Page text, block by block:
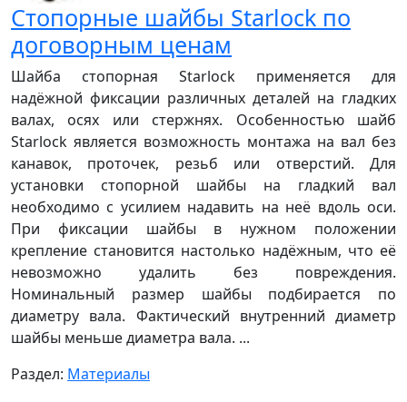
Стопорные шайбы Starlock по
договорным ценам
Шайба стопорная Starlock применяется для
надёжной фиксации различных деталей на гладких
валах, осях или стержнях. Особенностью шайб
Starlock является возможность монтажа на вал без
канавок, проточек, резьб или отверстий. Для
установки стопорной шайбы на гладкий вал
необходимо с усилием надавить на неё вдоль оси.
При фиксации шайбы в нужном положении
крепление становится настолько надёжным, что её
невозможно удалить без повреждения.
Номинальный размер шайбы подбирается по
диаметру вала. Фактический внутренний диаметр
шайбы меньше диаметра вала. ...
Раздел: Материалы